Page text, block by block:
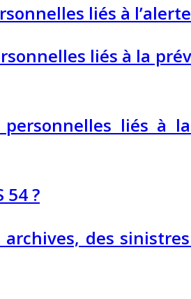
liés à
liés à la
liés à
54 ?
archives, des